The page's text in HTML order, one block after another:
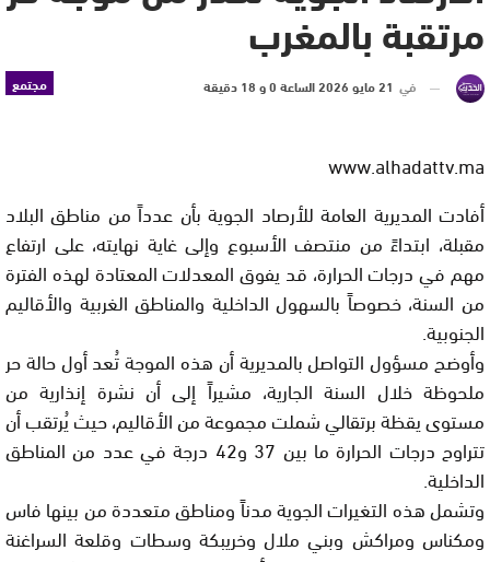
مرتقبة بالمغرب
مجتمع في 21 مايو 2026 الساعة 0 و 18 دقيقة
www.alhadattv.ma
أفادت المديرية العامة للأرصاد الجوية بأن عدداً من مناطق البلاد
مقبلة، ابتداءً من منتصف الأسبوع وإلى غاية نهايته، على ارتفاع
مهم في درجات الحرارة، قد يفوق المعدلات المعتادة لهذه الفترة
من السنة، خصوصاً بالسهول الداخلية والمناطق الغربية والأقاليم
الجنوبية.
وأوضح مسؤول التواصل بالمديرية أن هذه الموجة تُعد أول حالة حر
ملحوظة خلال السنة الجارية، مشيراً إلى أن نشرة إنذارية من
مستوى يقظة برتقالي شملت مجموعة من الأقاليم، حيث يُرتقب أن
تتراوح درجات الحرارة ما بين 37 و42 درجة في عدد من المناطق
الداخلية.
وتشمل هذه التغيرات الجوية مدناً ومناطق متعددة من بينها فاس
ومكناس ومراكش وبني ملال وخريبكة وسطات وقلعة السراغنة